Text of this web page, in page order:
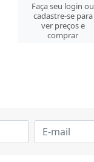
Faça seu login ou
cadastre-se para
ver preços e
comprar